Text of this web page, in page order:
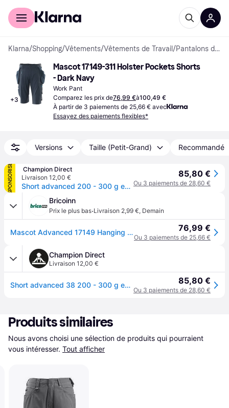
Acheter avec Klarna
Klarna/Shopping/Vêtements/Vêtements de Travail / Pantalons de travail
+3
Mascot 17149-311 Holster Pockets Shorts
- Dark Navy
Work Pant
Comparez les prix de76,99 €à100,49 €
À partir de 3 paiements de 25,66 € avec
Essayez des paiements flexibles*
Versions Taille (Petit-Grand) Recommandé
SPONSORISÉ
Champion Direct
Livraison 12,00 €
Short advanced 200 - 300 g entre 4 et 6 bleu 46 bermuda polyamide / élasthanne 1 pièce(s) short advanced poches fl bleu t46 - mascot
85,80 €
Ou 3 paiements de 28,60 €
Bricoinn
Prix le plus bas·Livraison 2,99 €, Demain
Mascot Advanced 17149 Hanging Pockets Shorts Noir 50 76,99 €
Ou 3 paiements de 25,66 €
Champion Direct
Livraison 12,00 €
Short advanced 38 200 - 300 g entre 4 et 6 bleu bermuda polyamide / élasthanne 1 pièce(s) short advanced poches fl bleu t38 - mascot 85,80 €
Ou 3 paiements de 28,60 €
Produits similaires
Nous avons choisi une sélection de produits qui pourraient
vous intéresser. Tout afficher